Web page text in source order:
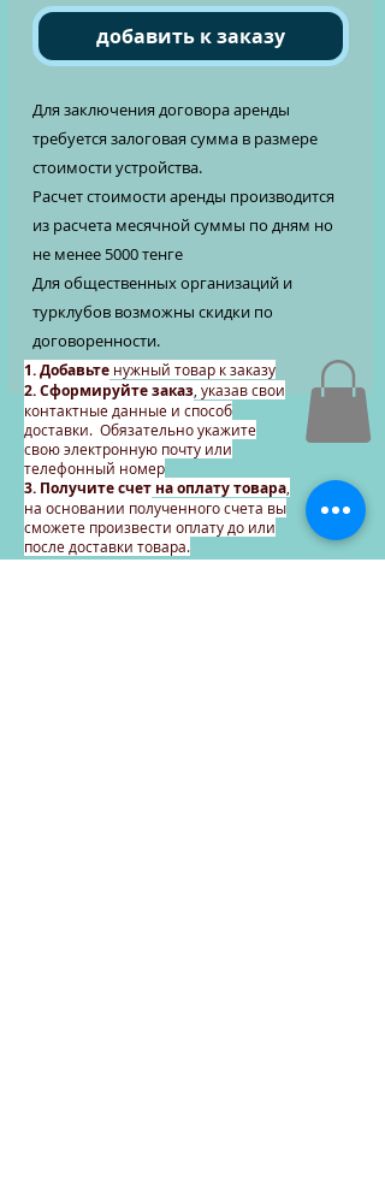
добавить к заказу
Для заключения договора аренды
требуется залоговая сумма в размере
стоимости устройства.
Расчет стоимости аренды производится
из расчета месячной суммы по дням но
не менее 5000 тенге
Для общественных организаций и
турклубов возможны скидки по
договоренности.
1. Добавьте нужный товар к заказу
2. Сформируйте заказ , указав свои
контактные данные и способ
доставки. Обязательно укажите
свою электронную почту или
телефонный номер
3. Получите счет на оплату товара
на основании полученного счета вы
сможете произвести оплату до или
после доставки товара.